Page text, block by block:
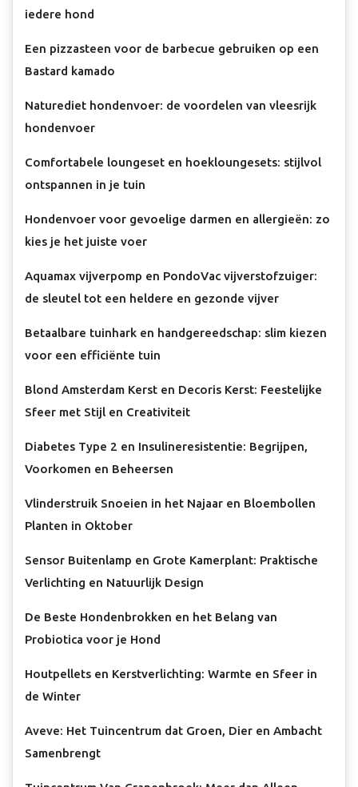
iedere hond
Een pizzasteen voor de barbecue gebruiken op een
Bastard kamado
Naturediet hondenvoer: de voordelen van vleesrijk
hondenvoer
Comfortabele loungeset en hoekloungesets: stijlvol
ontspannen in je tuin
Hondenvoer voor gevoelige darmen en allergieën: zo
kies je het juiste voer
Aquamax vijverpomp en PondoVac vijverstofzuiger:
de sleutel tot een heldere en gezonde vijver
Betaalbare tuinhark en handgereedschap: slim kiezen
voor een efficiënte tuin
Blond Amsterdam Kerst en Decoris Kerst: Feestelijke
Sfeer met Stijl en Creativiteit
Diabetes Type 2 en Insulineresistentie: Begrijpen,
Voorkomen en Beheersen
Vlinderstruik Snoeien in het Najaar en Bloembollen
Planten in Oktober
Sensor Buitenlamp en Grote Kamerplant: Praktische
Verlichting en Natuurlijk Design
De Beste Hondenbrokken en het Belang van
Probiotica voor je Hond
Houtpellets en Kerstverlichting: Warmte en Sfeer in
de Winter
Aveve: Het Tuincentrum dat Groen, Dier en Ambacht
Samenbrengt